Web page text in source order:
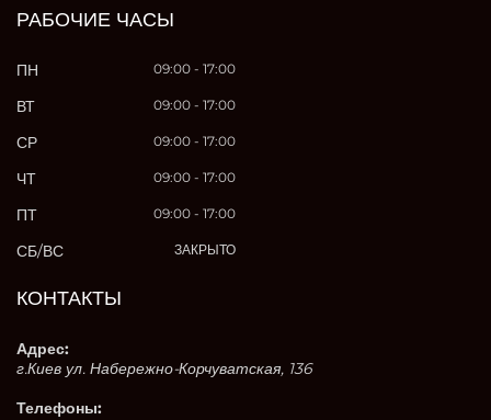
РАБОЧИЕ ЧАСЫ
ПН 09:00 - 17:00
ВТ 09:00 - 17:00
СР 09:00 - 17:00
ЧТ 09:00 - 17:00
ПТ 09:00 - 17:00
СБ/ВС ЗАКРЫТО
КОНТАКТЫ
Адрес:
г.Киев ул. Набережно-Корчуватская, 136
Телефоны: